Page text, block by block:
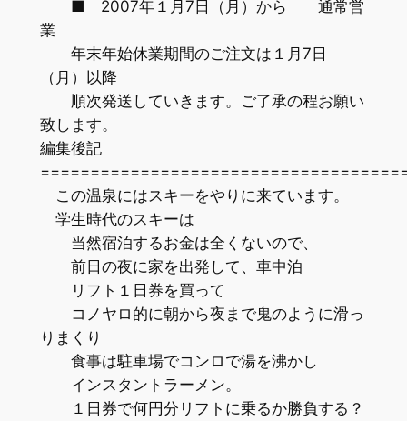
■ 2007年１月7日（月）から 通常営
業
年末年始休業期間のご注文は１月7日
（月）以降
順次発送していきます。ご了承の程お願い
致します。
編集後記
この温泉にはスキーをやりに来ています。
学生時代のスキーは
当然宿泊するお金は全くないので、
前日の夜に家を出発して、車中泊
リフト１日券を買って
コノヤロ的に朝から夜まで鬼のように滑っ
りまくり
食事は駐車場でコンロで湯を沸かし
インスタントラーメン。
１日券で何円分リフトに乗るか勝負する？